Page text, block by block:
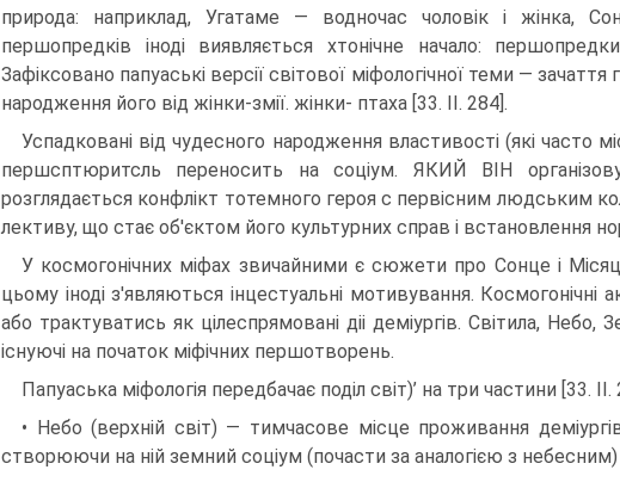
природа: наприклад, Угатаме — водночас чо­ловік і жінка,
першопредків іноді ви­являється хтонічне начало:
Зафіксовано папуаські версії світової міфологічної теми —
народження його від жінки-змії. жінки- птаха [33. II. 284].
Успадковані від чудесного народження властивості (які часто
першсптюритсль переносить на соціум. ЯКИЙ ВІН
розглядається конфлікт тотем­ного героя с первісним людським
лективу, що стає об'єктом його культурних справ і встановлення
У космогонічних міфах звичайними є сюжети про Сонце і
цьому іноді з'являються інцестуальні мотиву­вання.
або трактува­тись як цілеспрямовані діі деміургів. Світила,
існуючі на початок міфічних першотворень.
Папуаська міфологія передбачає поділ світ)’ на три частини [33. II.
• Небо (верхній світ) — тимчасове місце проживання
створюючи на ній земний соціум (почасти за аналогією з небесним)